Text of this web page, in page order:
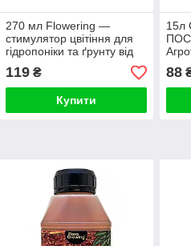
270 мл Flowering —
стимулятор цвітіння для
гідропоніки та ґрунту від
119₴
Купити
15л
88